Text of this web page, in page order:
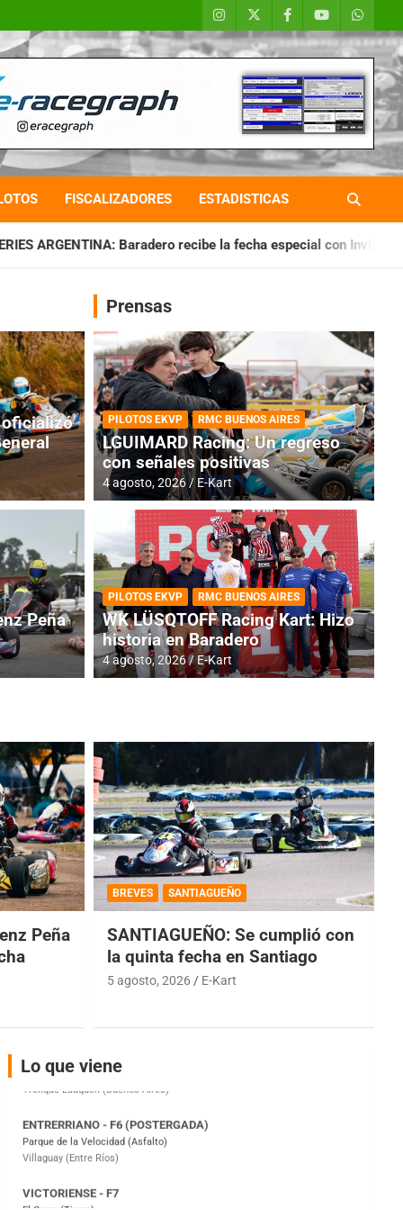
FISCALIZADORES ESTADISTICAS
recibe la fecha especial con Invitados CHAQUEÑO
RMC BUENOS AIRES
Cerró una jornada
oficializó
Peña
Prensas
PILOTOS EKVP RMC BUENOS AIRES
LGUIMARD Racing: Un regreso
con señales positivas
4 agosto, 2026 E-Kart
PILOTOS EKVP RMC BUENOS AIRES
WK LÜSQTOFF Racing Kart: Hizo
historia en Baradero
4 agosto, 2026 E-Kart
Peña
BREVES SANTIAGUEÑO
SANTIAGUEÑO: Se cumplió con
la quinta fecha en Santiago
5 agosto, 2026 E-Kart
Lo que viene
COBERTURA ESPECIAL DE E-KART.COM.AR
08/09-AGO
IAME SERIES ARGENTINA 6
Ramiro Tot (Asfalto)
Baradero (Buenos Aires)
Parque de la Velocidad (Asfalto)
Villaguay (Entre Ríos)
El Cerro (Tierra)
Victoria (Entre Ríos)
Moto Club Reginense (Tierra)